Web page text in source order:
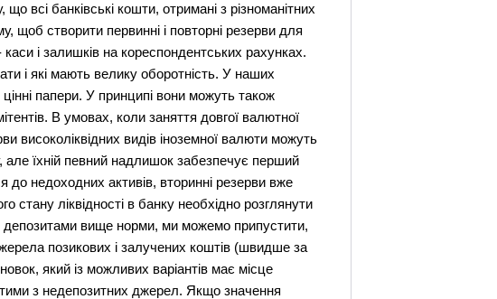
всі банківські кошти, отримані з різноманітних
щоб створити первинні і повторні резерви для
і залишків на кореспондентських рахунках.
і які мають велику оборотність. У наших
папери. У принципі вони можуть також
В умовах, коли заняття довгої валютної
високоліквідних видів іноземної валюти можуть
але їхній певний надлишок забезпечує перший
до недоходних активів, вторинні резерви вже
ліквідності в банку необхідно розглянути
депозитами вище норми, ми можемо припустити,
позикових і залучених коштів (швидше за
який із можливих варіантів має місце
з недепозитних джерел. Якщо значення